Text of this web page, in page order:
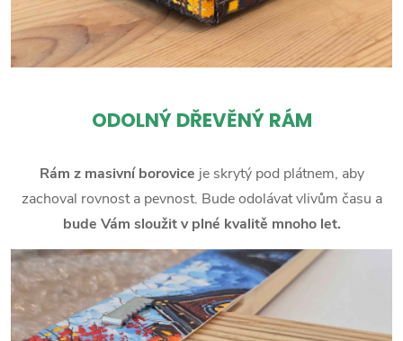
ODOLNÝ DŘEVĚNÝ RÁM
Rám z masivní borovice je skrytý pod plátnem, aby
zachoval rovnost a pevnost. Bude odolávat vlivům času a
bude Vám sloužit v plné kvalitě mnoho let.